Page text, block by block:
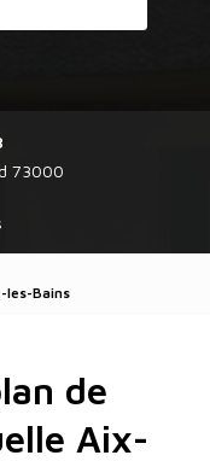
73000
les-Bains
de
Aix-